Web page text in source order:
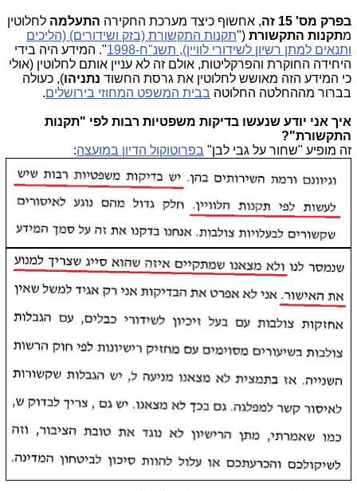
בפרק מס' 15 זה , אחשוף כיצד מערכת החקירה התעלמה לחלוטין
מתקנות התקשורת ("תקנות התקשורת (בזק ושידורים) (הליכים
ותנאים למתן רשיון לשידורי לוויין), תשנ"ח-1998
". המידע היה בידי
היחידה החוקרת והפרקליטות, אולם זה לא עניין אותם לחלוטין (אולי
כי המידע הזה מאושש לחלוטין את גרסת החשוד נתניהו), כעולה
בברור מההחלטה החלוטה בבית המשפט המחוזי בירושלים.
איך אני יודע שנעשו בדיקות משפטיות רבות לפי "תקנות
התקשורת"?
זה מופיע "שחור על גבי לבן" בפרוטוקול הדיון במועצה: